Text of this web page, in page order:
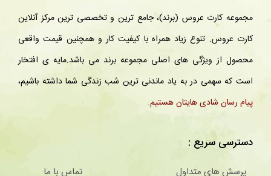
مجموعه کارت عروس (برند)، جامع ترین و تخصصی ترین مرکز آنلاین
کارت عروس. تنوع زیاد همراه با کیفیت کار و همچنین قیمت واقعی
محصول از ویژگی های اصلی مجموعه برند می باشد.مایه ی افتخار
است که سهمی در به یاد ماندنی ترین شب زندگی شما داشته باشیم،
پیام رسان شادی هایتان هستیم.
دسترسی سریع :
پرسش های متداول
تماس با ما